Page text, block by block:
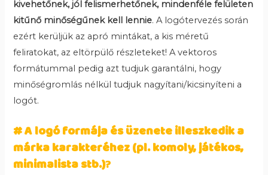
kivehetőnek, jól felismerhetőnek, mindenféle felületen
kitűnő minőségűnek kell lennie. A logótervezés során
ezért kerüljük az apró mintákat, a kis méretű
feliratokat, az eltörpülő részleteket! A vektoros
formátummal pedig azt tudjuk garantálni, hogy
minőségromlás nélkül tudjuk nagyítani/kicsinyíteni a
logót.
# A logó formája és üzenete illeszkedik a
márka karakteréhez (pl. komoly, játékos,
minimalista stb.)?